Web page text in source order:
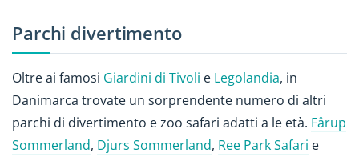
Parchi divertimento
Oltre ai famosi Giardini di Tivoli e Legolandia, in
Danimarca trovate un sorprendente numero di altri
parchi di divertimento e zoo safari adatti a le età. Fårup
Sommerland, Djurs Sommerland, Ree Park Safari e